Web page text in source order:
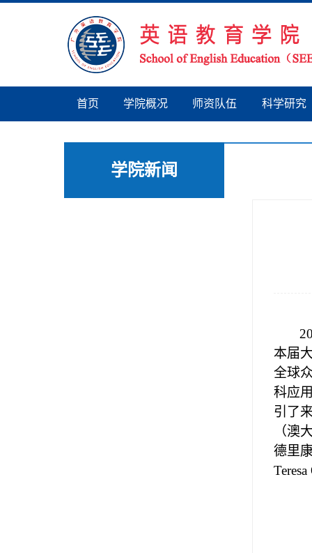
首页 学院概况 师资队伍 科学研究
学院新闻
本届
全球
科应
引了
（澳
德里
Teresa